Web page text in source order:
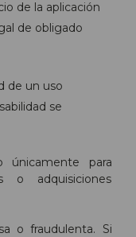
de la aplicación
de obligado
de un uso
se
para
o adquisiciones
o fraudulenta. Si